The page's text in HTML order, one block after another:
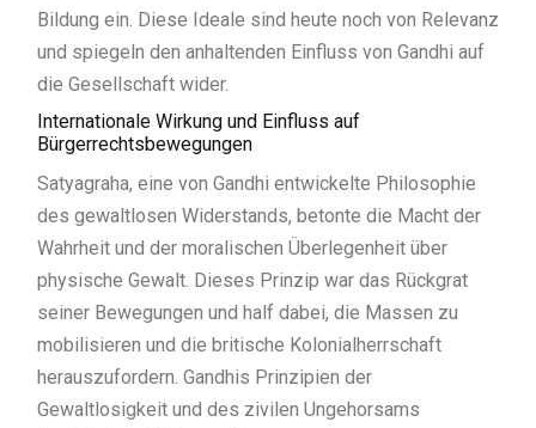
Bildung ein. Diese Ideale sind heute noch von Relevanz
und spiegeln den anhaltenden Einfluss von Gandhi auf
die Gesellschaft wider.
Internationale Wirkung und Einfluss auf
Bürgerrechtsbewegungen
Satyagraha, eine von Gandhi entwickelte Philosophie
des gewaltlosen Widerstands, betonte die Macht der
Wahrheit und der moralischen Überlegenheit über
physische Gewalt. Dieses Prinzip war das Rückgrat
seiner Bewegungen und half dabei, die Massen zu
mobilisieren und die britische Kolonialherrschaft
herauszufordern. Gandhis Prinzipien der
Gewaltlosigkeit und des zivilen Ungehorsams